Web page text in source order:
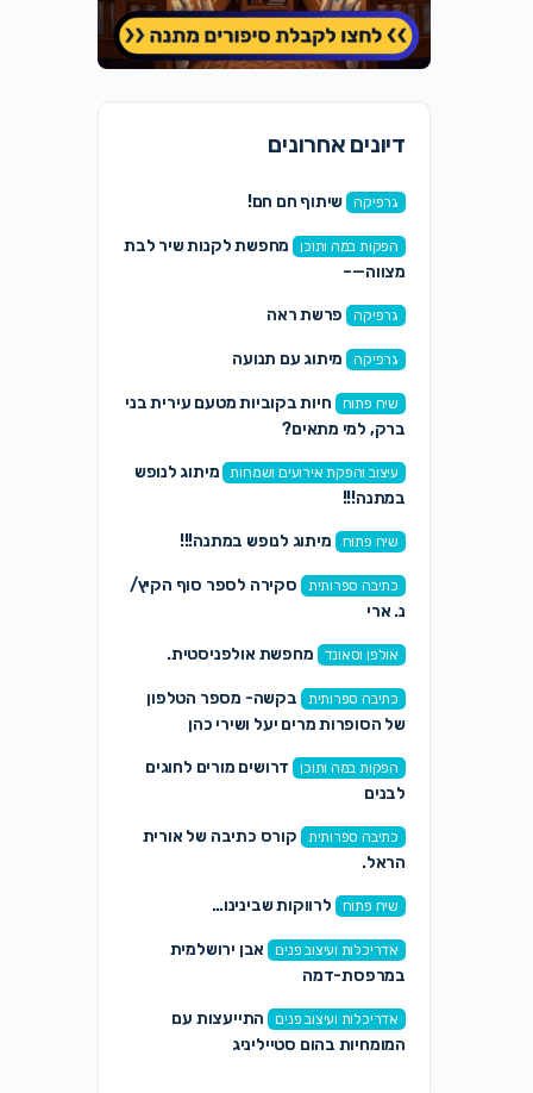
דיונים אחרונים
גרפיקה שיתוף חם חם!
הפקות במה ותוכן
מחפשת לקנות שיר לבת
מצווה—–
גרפיקה פרשת ראה
גרפיקה מיתוג עם תנועה
שיח פתוח
חיות בקוביות מטעם עירית בני
ברק, למי מתאים?
עיצוב והפקת אירועים ושמחות
מיתוג לנופש
במתנה!!!
שיח פתוח מיתוג לנופש במתנה!!!
כתיבה ספרותית
סקירה לספר סוף הקיץ/
נ. ארי
אולפן וסאונד מחפשת אולפניסטית.
כתיבה ספרותית
בקשה- מספר הטלפון
של הסופרות מרים יעל ושירי כהן
הפקות במה ותוכן
דרושים מורים לחוגים
לבנים
כתיבה ספרותית
קורס כתיבה של אורית
הראל.
שיח פתוח לרווקות שבינינו…
אדריכלות ועיצוב פנים
אבן ירושלמית
במרפסת-דמה
אדריכלות ועיצוב פנים
התייעצות עם
המומחיות בהום סטייליניג